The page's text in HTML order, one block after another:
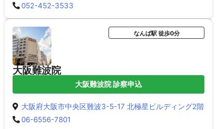
052-452-3533
大阪難波院
なんば駅 徒歩0分
大阪難波院 診察申込
大阪府大阪市中央区難波3-5-17 北極星ビルディング2階
06-6556-7801